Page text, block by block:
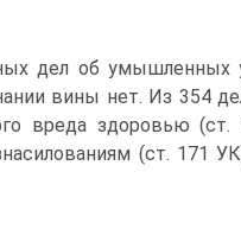
дел об умышленных
вины нет. Из 354
вреда здоровью
(ст. 171